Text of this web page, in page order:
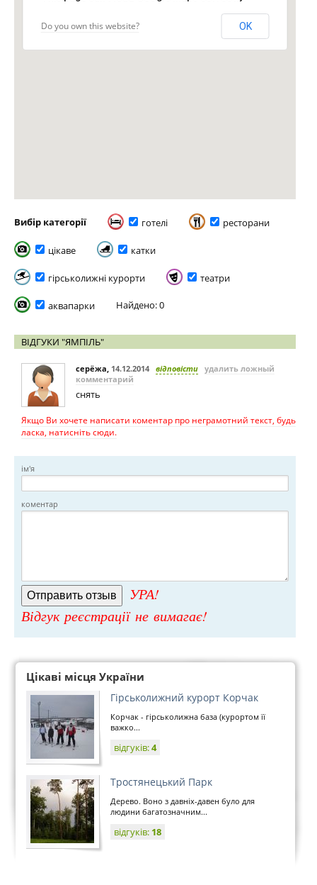
Do you own this website? OK
Вибір категорії готелі ресторани
цікаве катки
гірськолижні курорти театри
аквапарки Найдено: 0
ВІДГУКИ "ЯМПІЛЬ"
серёжа, 14.12.2014 відповісти удалить ложный
комментарий
снять
Якщо Ви хочете написати коментар про неграмотний текст, будь
ласка, натисніть сюди.
ім'я
коментар
УРА!
Відгук реєстрації не вимагає!
Цікаві місця України
Гірськолижний курорт Корчак
Корчак - гірськолижна база (курортом її
важко...
відгуків:4
Тростянецький Парк
Дерево. Воно з давніх-давен було для
людини багатозначним...
відгуків: 18